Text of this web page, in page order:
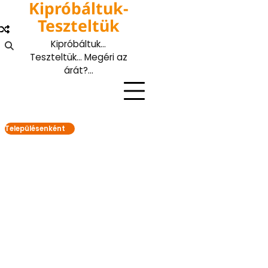
content
Kipróbáltuk-
Teszteltük
Kipróbáltuk…
Teszteltük… Megéri az
árát?…
Településenként